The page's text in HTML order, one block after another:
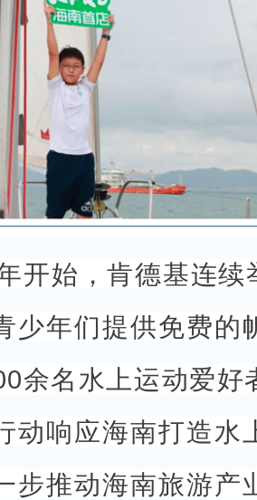
开始，肯德基连
少年们提供免费的
余名水上运动爱
动响应海南打造
步推动海南旅游产